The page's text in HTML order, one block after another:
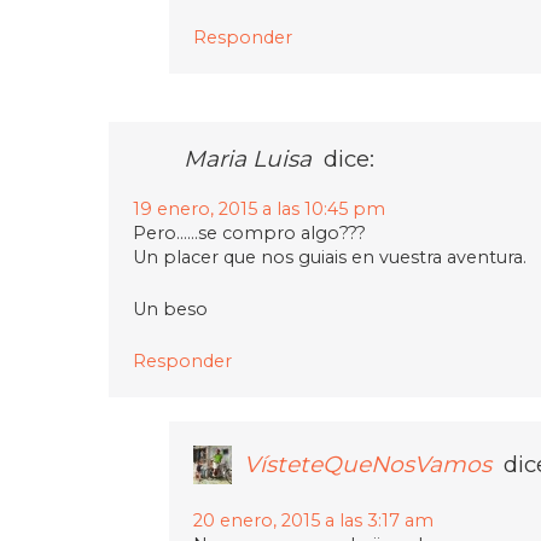
Responder
Maria Luisa dice:
19 enero, 2015 a las 10:45 pm
Pero……se compro algo???
Un placer que nos guiais en vuestra aventura.
Un beso
Responder
VísteteQueNosVamos
20 enero, 2015 a las 3:17 am